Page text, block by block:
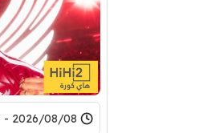
2026/08/08 - 01:07